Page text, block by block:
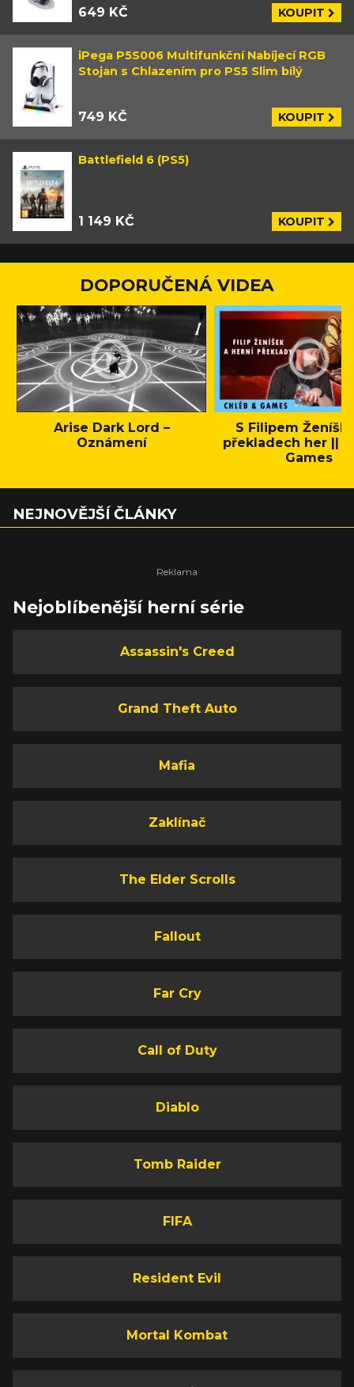
649 KČ KOUPIT
iPega P5S006 Multifunkční Nabíjecí RGB
Stojan s Chlazením pro PS5 Slim bílý
749 KČ KOUPIT
Battlefield 6 (PS5)
1 149 KČ KOUPIT
DOPORUČENÁ VIDEA
Arise Dark Lord –
Oznámení
S Filipem
překladech her ||
Games
NEJNOVĚJŠÍ ČLÁNKY
Nejoblíbenější herní série
Assassin's Creed
Grand Theft Auto
Mafia
Zaklínač
The Elder Scrolls
Fallout
Far Cry
Call of Duty
Diablo
Tomb Raider
FIFA
Resident Evil
Mortal Kombat